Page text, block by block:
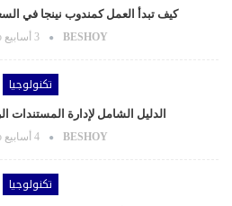
كيف تبدأ العمل كمندوب نينجا في
BESHOY 3 أسابيع ago
تكنولوجيا
الدليل الشامل لإدارة المستندات
BESHOY 4 أسابيع ago
تكنولوجيا